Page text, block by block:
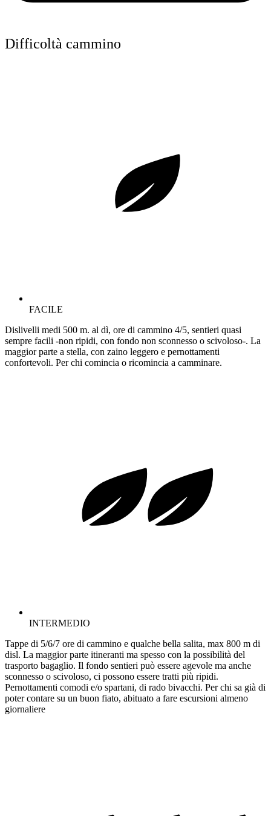
Difficoltà cammino
FACILE
Dislivelli medi 500 m. al dì, ore di cammino 4/5, sentieri quasi
sempre facili -non ripidi, con fondo non sconnesso o scivoloso-. La
maggior parte a stella, con zaino leggero e pernottamenti
confortevoli. Per chi comincia o ricomincia a camminare.
INTERMEDIO
Tappe di 5/6/7 ore di cammino e qualche bella salita, max 800 m di
disl. La maggior parte itineranti ma spesso con la possibilità del
trasporto bagaglio. Il fondo sentieri può essere agevole ma anche
sconnesso o scivoloso, ci possono essere tratti più ripidi.
Pernottamenti comodi e/o spartani, di rado bivacchi. Per chi sa già di
poter contare su un buon fiato, abituato a fare escursioni almeno
giornaliere